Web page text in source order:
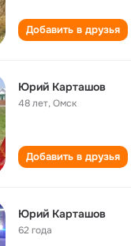
Добавить в друзья
Юрий Карташов
48 лет,Омск
Добавить в друзья
Юрий Карташов
62 года